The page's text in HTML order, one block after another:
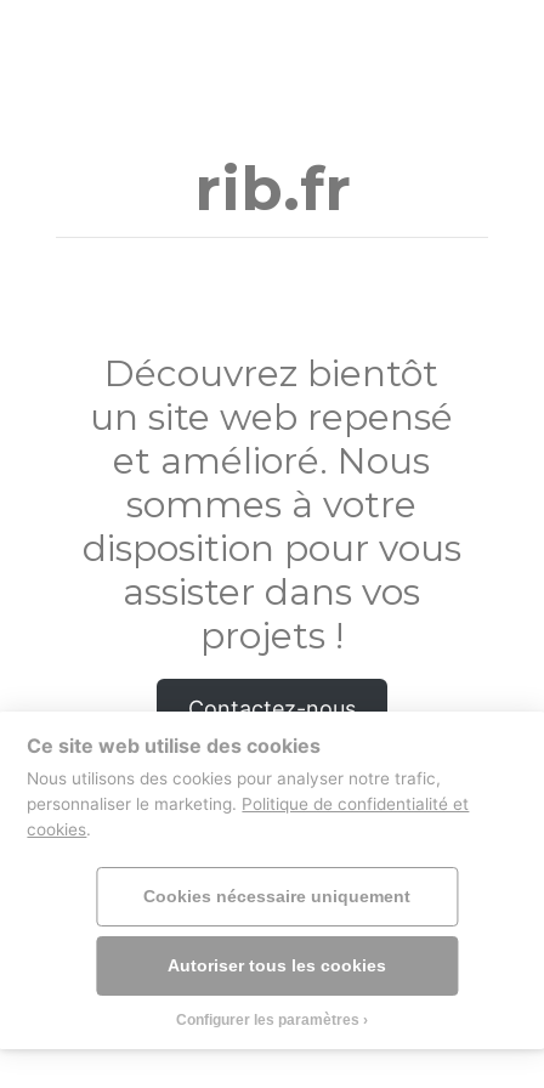
rib.fr
Découvrez bientôt
un site web repensé
et amélioré. Nous
sommes à votre
disposition pour vous
assister dans vos
projets !
Contactez-nous
Ce site web utilise des cookies
Nous utilisons des cookies pour analyser notre trafic,
personnaliser le marketing. Politique de confidentialité et
cookies.
Cookies nécessaire uniquement
Autoriser tous les cookies
Configurer les paramètres